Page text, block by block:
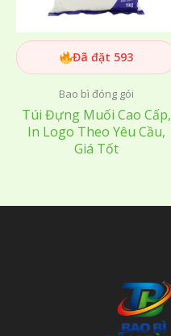
Đã đặt 593
Bao bì đóng gói
Túi Đựng Muối Cao Cấp,
In Logo Theo Yêu Cầu,
Giá Tốt